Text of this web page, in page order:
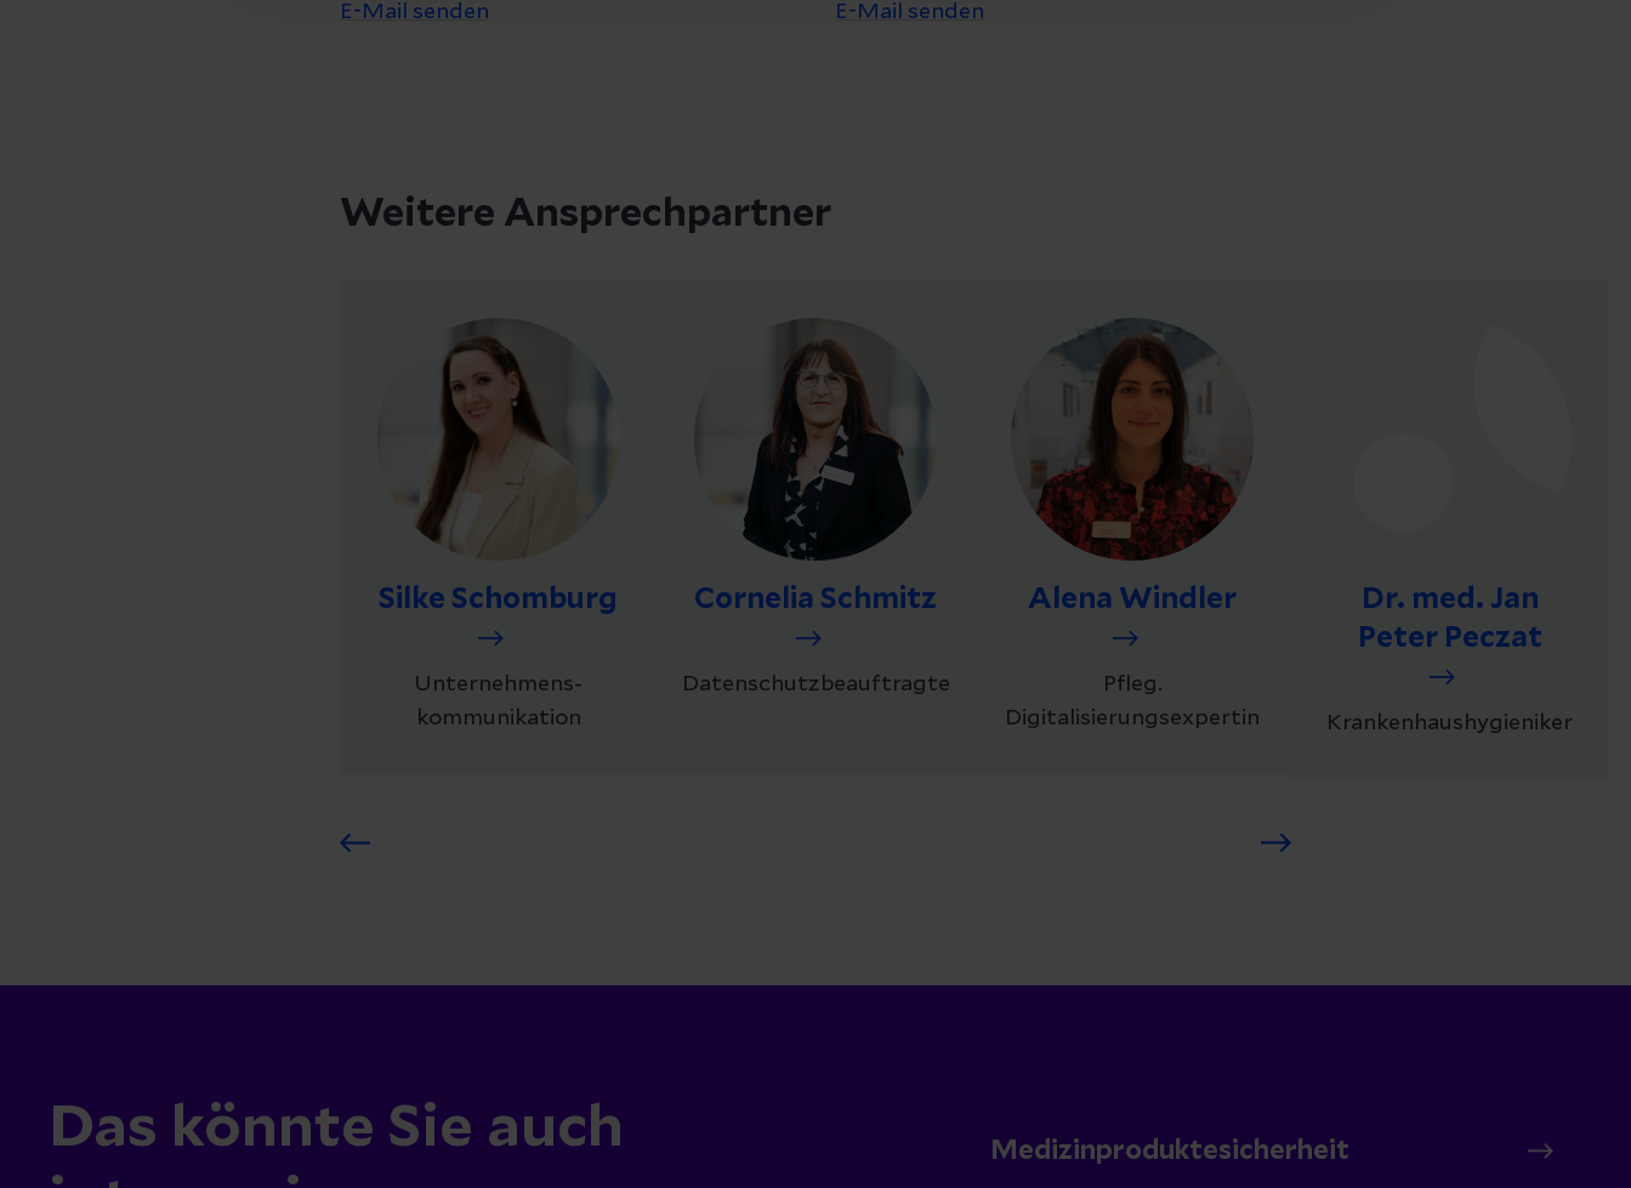
E-Mail senden E-Mail senden
Weitere Ansprechpartner
Silke Schomburg
Unternehmens-
kommunikation
Cornelia Schmitz
Datenschutzbeauftragte
Alena Windler
Pfleg.
Digitalisierungsexpertin
Dr. med. Jan
Peter Peczat
Krankenhaushygieniker
Das könnte Sie auch
Medizinproduktesicherheit